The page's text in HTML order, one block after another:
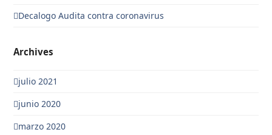
Decalogo Audita contra coronavirus
Archives
julio 2021
junio 2020
marzo 2020